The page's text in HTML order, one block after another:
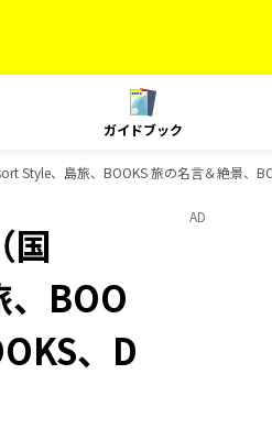
ガイドブック
Style、島旅、BOOKS 旅の名言＆絶景、
国
BOO
、D
AD